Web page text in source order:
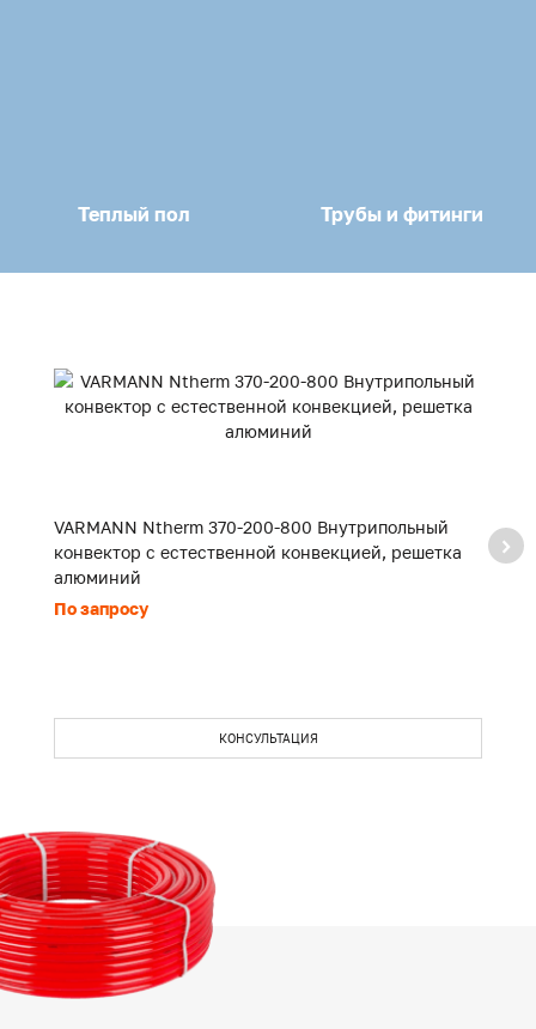
Теплый пол Трубы и фитинги
VARMANN Ntherm 370-200-800 Внутрипольный
конвектор с естественной конвекцией, решетка
алюминий
По запросу
КОНСУЛЬТАЦИЯ